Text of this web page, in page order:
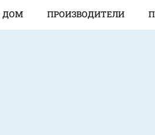
ДОМ ПРОИЗВОДИТЕЛИ